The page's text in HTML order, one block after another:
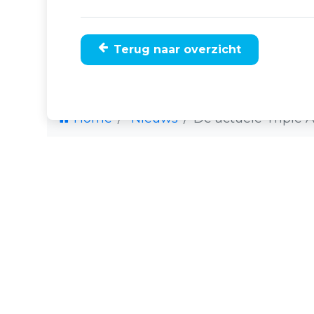
Home Nieuws De actuele Triple
Terug naar overzicht